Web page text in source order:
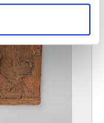
relatives aux
sur l'utilisation de
sociaux, de
celles-ci
leur avez fournies
de leurs